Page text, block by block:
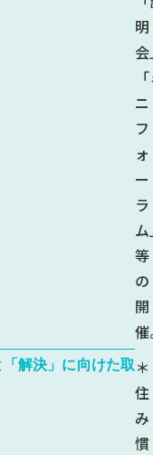
明
ニ
フ
ォ
ー
ラ
等
の
開
解決」に向けた取＊
住
み
慣